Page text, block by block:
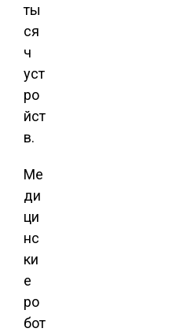
ты
ся
ч
уст
ро
йст
в.
Ме
ди
ци
нс
ки
е
ро
бот